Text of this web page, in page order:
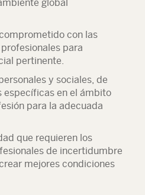
global
con las
para
pertinente.
y sociales, de
en el ámbito
para la adecuada
que requieren los
de incertidumbre
mejores condiciones